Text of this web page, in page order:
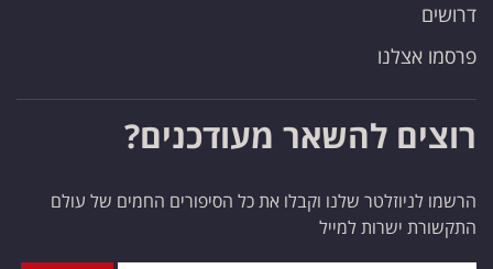
דרושים
פרסמו אצלנו
רוצים להשאר מעודכנים?
הרשמו לניוזלטר שלנו וקבלו את כל הסיפורים החמים של עולם
התקשורת ישרות למייל